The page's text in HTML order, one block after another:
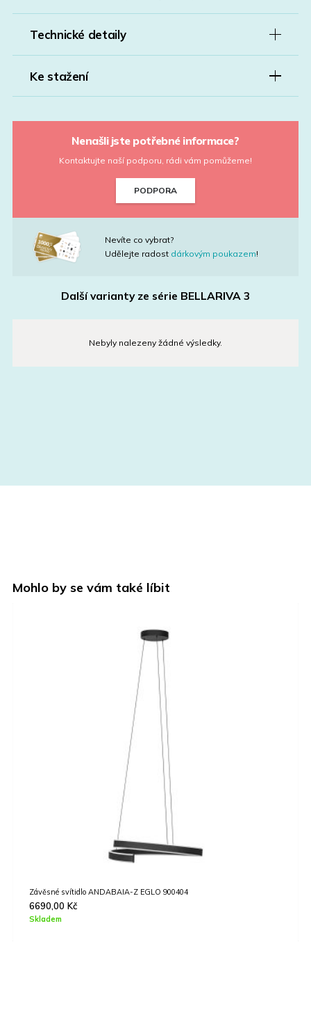
Technické detaily
Ke stažení
Nenašli jste potřebné informace?
Kontaktujte naší podporu, rádi vám pomůžeme!
PODPORA
Nevíte co vybrat?
Udělejte radost dárkovým poukazem!
Další varianty ze série BELLARIVA 3
Nebyly nalezeny žádné výsledky.
Mohlo by se vám také líbit
Závěsné svítidlo ANDABAIA-Z EGLO 900404
6690,00 Kč
Skladem